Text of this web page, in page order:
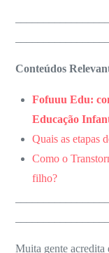
Conteúdos
Fofuuu Edu:
Educação
Quais as etapas
Como o
filho?
Muita gente acredita